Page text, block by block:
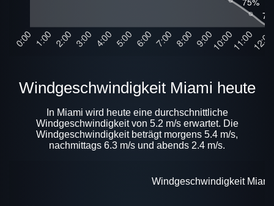
Windgeschwindigkeit Miami heute
In Miami wird heute eine durchschnittliche
Windgeschwindigkeit von 5.2 m/s erwartet. Die
Windgeschwindigkeit beträgt morgens 5.4 m/s,
nachmittags 6.3 m/s und abends 2.4 m/s.
Windgeschwindigkeit